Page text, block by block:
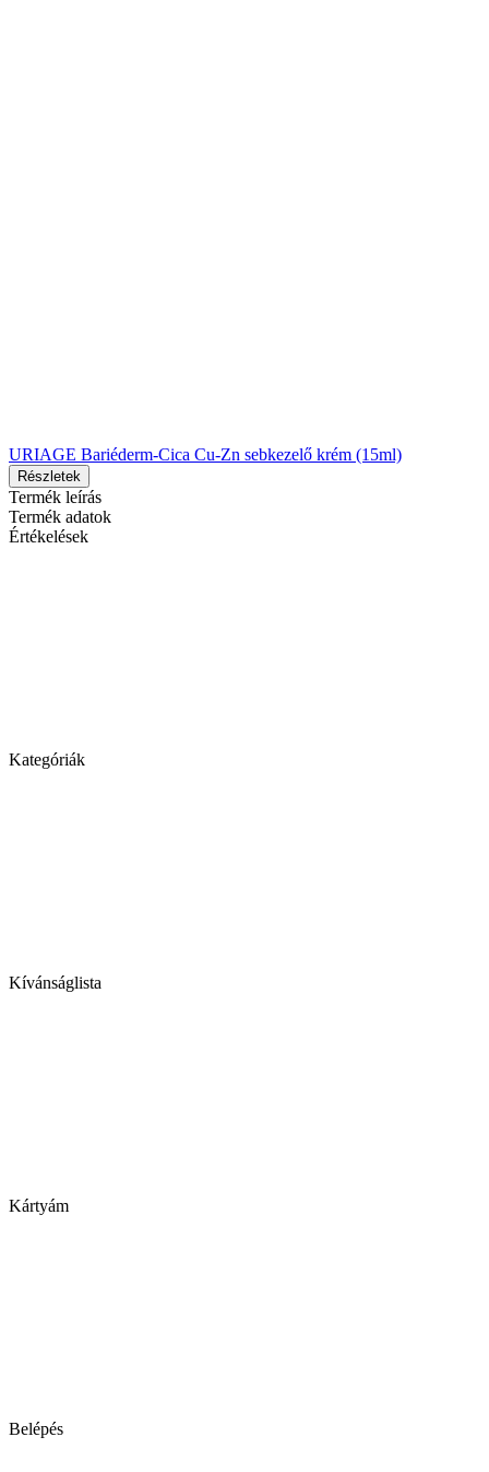
URIAGE Bariéderm-Cica Cu-Zn sebkezelő krém (15ml)
Részletek
Termék leírás
Termék adatok
Értékelések
Kategóriák
Kívánságlista
Kártyám
Belépés